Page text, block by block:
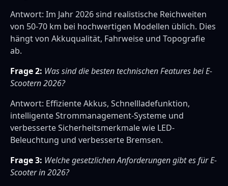
Antwort: Im Jahr 2026 sind realistische Reichweiten
von 50-70 km bei hochwertigen Modellen üblich. Dies
hängt von Akkuqualität, Fahrweise und Topografie
ab.
Frage 2: Was sind die besten technischen Features bei E-
Scootern 2026?
Antwort: Effiziente Akkus, Schnellladefunktion,
intelligente Strommanagement-Systeme und
verbesserte Sicherheitsmerkmale wie LED-
Beleuchtung und verbesserte Bremsen.
Frage 3: Welche gesetzlichen Anforderungen gibt es für E-
Scooter in 2026?